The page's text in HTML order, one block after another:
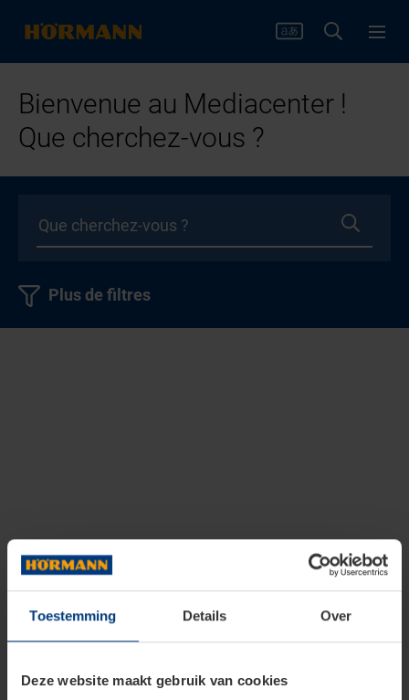
Toestemming Details Over
Deze website maakt gebruik van cookies
Bienvenue au Mediacenter !
Que cherchez-vous ?
Plus de filtres